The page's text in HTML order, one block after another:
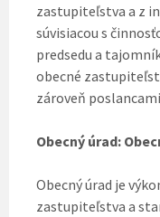
zastupiteľstva a z
súvisiacou s
predsedu a
obecné
zároveň
Obecný úrad:
Obecný úrad je
zastupiteľstva a